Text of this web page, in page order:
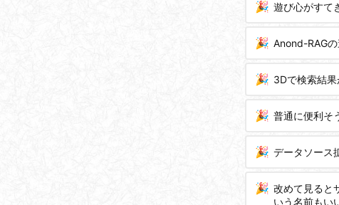
遊び心がすて
Anond-RAG
3Dで検索結
普通に便利そ
データソース
改めて見ると
いう名前もい